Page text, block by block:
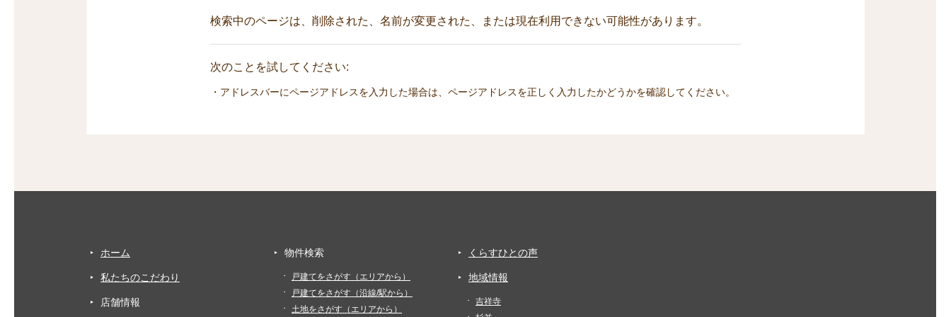
検索中のページは、削除された、名前が変更された、または現在利用できない可能性があります。
次のことを試してください:
・アドレスバーにページアドレスを入力した場合は、ページアドレスを正しく入力したかどうかを確認してください。
ホーム
私たちのこだわり
店舗情報
物件検索
戸建てをさがす（エリアから）
戸建てをさがす（沿線/駅から）
土地をさがす（エリアから）
くらすひとの声
地域情報
吉祥寺